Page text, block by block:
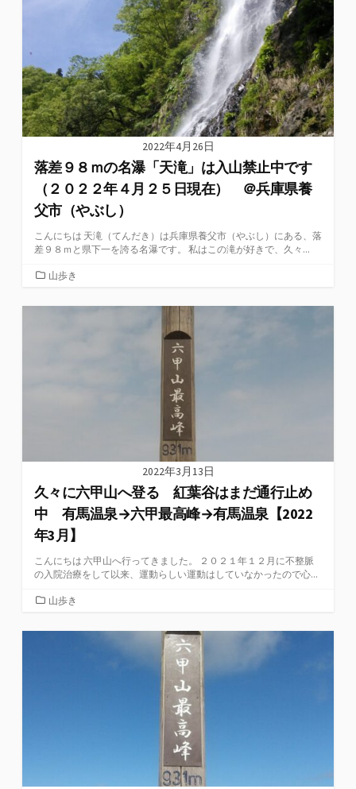
2022年4月26日
落差９８ｍの名瀑「天滝」は入山禁止中です
（２０２２年４月２５日現在） ＠兵庫県養
父市（やぶし）
こんにちは 天滝（てんだき）は兵庫県養父市（やぶし）にある、落
差９８ｍと県下一を誇る名瀑です。 私はこの滝が好きで、久々...
カ
ゴ
山歩き
2022年3月13日
久々に六甲山へ登る 紅葉谷はまだ通行止め
中 有馬温泉→六甲最高峰→有馬温泉【2022
年3月】
こんにちは 六甲山へ行ってきました。 ２０２１年１２月に不整脈
の入院治療をして以来、運動らしい運動はしていなかったので心...
カ
ゴ
山歩き